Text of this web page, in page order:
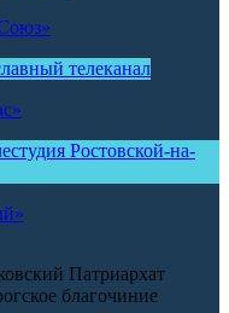
Патриархат
благочиние